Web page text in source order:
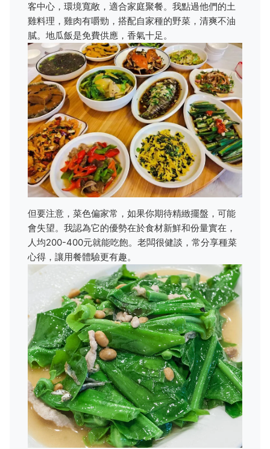
客中心，環境寬敞，適合家庭聚餐。我點過他們的土
雞料理，雞肉有嚼勁，搭配自家種的野菜，清爽不油
膩。地瓜飯是免費供應，香氣十足。
但要注意，菜色偏家常，如果你期待精緻擺盤，可能
會失望。我認為它的優勢在於食材新鮮和份量實在，
人均200-400元就能吃飽。老闆很健談，常分享種菜
心得，讓用餐體驗更有趣。